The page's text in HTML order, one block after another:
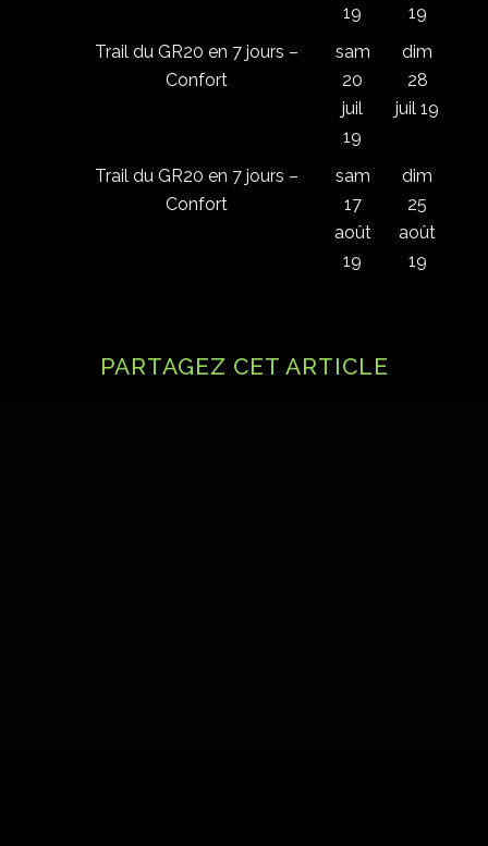
19
19
Trail du GR20 en 7 jours –
Confort
sam
20
juil
19
dim
28
juil 19
Trail du GR20 en 7 jours –
Confort
sam
17
août
19
dim
25
août
19
PARTAGEZ CET ARTICLE